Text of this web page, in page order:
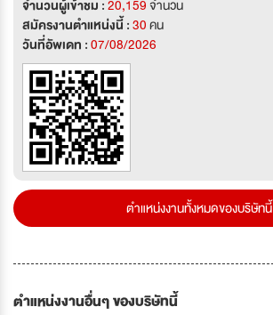
จำนวนผู้เข้าชม :20,159จำนวน
สมัครงานตำแหน่งนี้ :30คน
วันที่อัพเดท :07/08/2026
ตำแหน่งงานทั้งหมดของบริษัทนี้
ตำแหน่งงานอื่นๆ ของบริษัทนี้